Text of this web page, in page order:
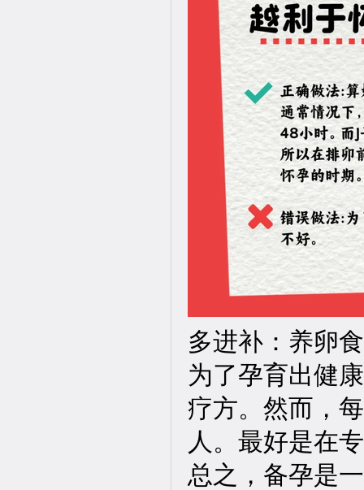
多进补：养卵
为了孕育出健
疗方。然而，
人。最好是在
总之，备孕是